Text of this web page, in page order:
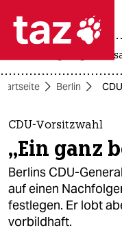
 taz
themen
politik
öko
gesellschaft
Berlin
CDU-Vorsitzwahl
„Ein ganz
Berlins CDU-
auf einen
festlegen. Er lobt
vorbildhaft.